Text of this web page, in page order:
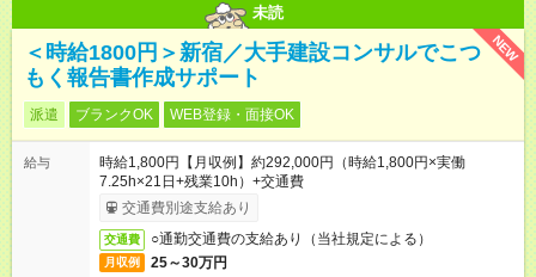
未読
NEW
＜時給1800円＞新宿／大手建設コンサルでこつ
もく報告書作成サポート
派遣 ブランクOK WEB登録・面接OK
給与
時給1,800円【月収例】約292,000円（時給1,800円×実働
7.25h×21日+残業10h）+交通費
交通費別途支給あり
交通費 ○通勤交通費の支給あり（当社規定による）
月収例 25～30万円